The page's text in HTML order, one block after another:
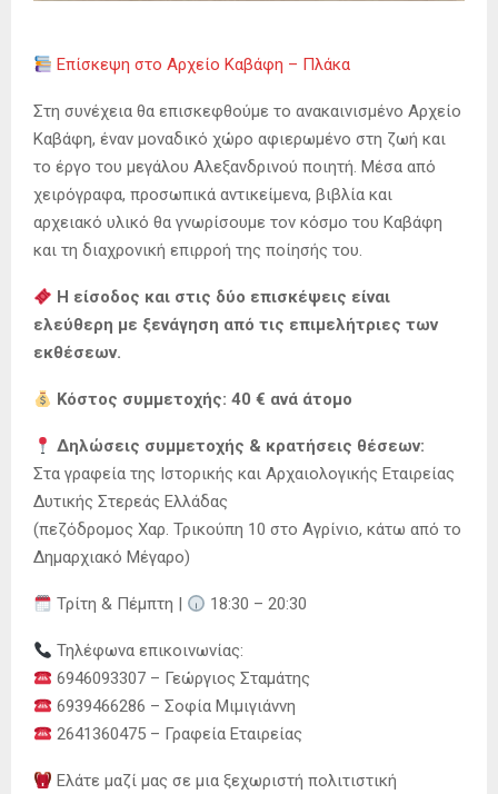
Επίσκεψη στο Αρχείο Καβάφη – Πλάκα
Στη συνέχεια θα επισκεφθούμε το ανακαινισμένο Αρχείο
Καβάφη, έναν μοναδικό χώρο αφιερωμένο στη ζωή και
το έργο του μεγάλου Αλεξανδρινού ποιητή. Μέσα από
χειρόγραφα, προσωπικά αντικείμενα, βιβλία και
αρχειακό υλικό θα γνωρίσουμε τον κόσμο του Καβάφη
και τη διαχρονική επιρροή της ποίησής του.
Η είσοδος και στις δύο επισκέψεις είναι
ελεύθερη με ξενάγηση από τις επιμελήτριες των
εκθέσεων.
Κόστος συμμετοχής: 40 € ανά άτομο
Δηλώσεις συμμετοχής & κρατήσεις θέσεων:
Στα γραφεία της Ιστορικής και Αρχαιολογικής Εταιρείας
Δυτικής Στερεάς Ελλάδας
(πεζόδρομος Χαρ. Τρικούπη 10 στο Αγρίνιο, κάτω από το
Δημαρχιακό Μέγαρο)
Τρίτη & Πέμπτη | 18:30 – 20:30
Τηλέφωνα επικοινωνίας:
6946093307 – Γεώργιος Σταμάτης
6939466286 – Σοφία Μιμιγιάννη
2641360475 – Γραφεία Εταιρείας
Ελάτε μαζί μας σε μια ξεχωριστή πολιτιστική